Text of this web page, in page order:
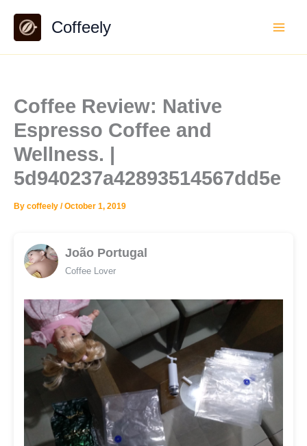
content
Coffeely
Coffee Review: Native
Espresso Coffee and
Wellness. |
5d940237a42893514567dd5e
By coffeely /October 1, 2019
João Portugal
Coffee Lover